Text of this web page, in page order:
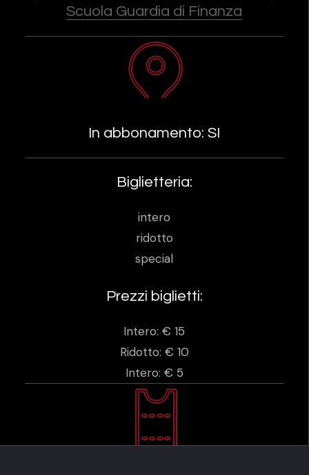
Scuola Guardia di Finanza
In abbonamento: SI
Biglietteria:
intero
ridotto
special
Prezzi biglietti:
Intero: € 15
Ridotto: € 10
Intero: € 5